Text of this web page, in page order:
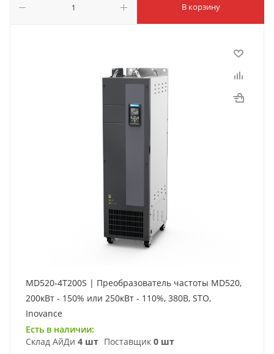
В корзину
MD520-4T200S | Преобразователь частоты MD520,
200кВт - 150% или 250кВт - 110%, 380В, STO,
Inovance
Есть в наличии:
Склад АйДи 4 шт Поставщик 0 шт